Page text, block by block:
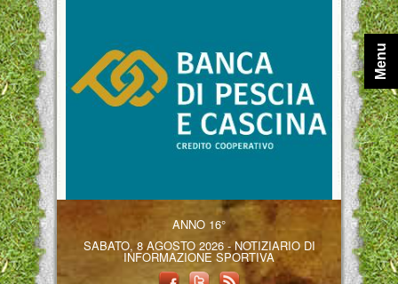
ANNO 16°
SABATO, 8 AGOSTO 2026 - NOTIZIARIO DI
INFORMAZIONE SPORTIVA
Menu